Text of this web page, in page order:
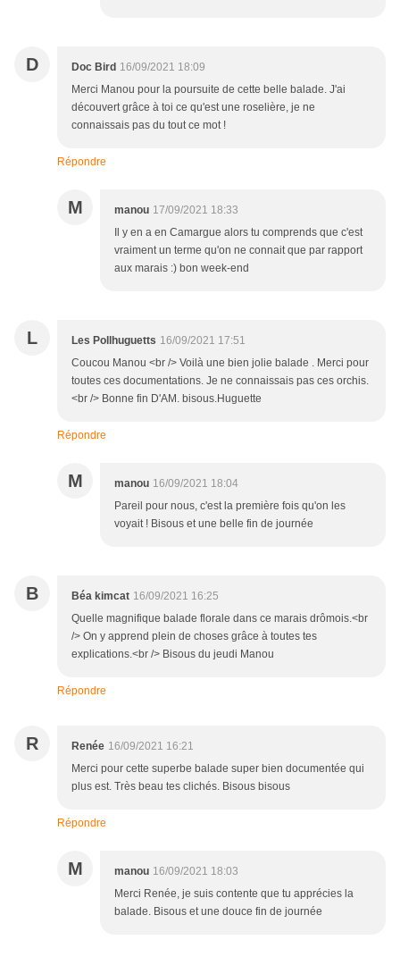
D Doc Bird 16/09/2021 18:09
Merci Manou pour la poursuite de cette belle balade. J'ai
découvert grâce à toi ce qu'est une roselière, je ne
connaissais pas du tout ce mot !
Répondre
M manou 17/09/2021 18:33
Il y en a en Camargue alors tu comprends que c'est
vraiment un terme qu'on ne connait que par rapport
aux marais :) bon week-end
L Les Pollhuguetts 16/09/2021 17:51
Coucou Manou <br /> Voilà une bien jolie balade . Merci pour
toutes ces documentations. Je ne connaissais pas ces orchis.
<br /> Bonne fin D'AM. bisous.Huguette
Répondre
M manou 16/09/2021 18:04
Pareil pour nous, c'est la première fois qu'on les
voyait ! Bisous et une belle fin de journée
B Béa kimcat 16/09/2021 16:25
Quelle magnifique balade florale dans ce marais drômois.<br
/> On y apprend plein de choses grâce à toutes tes
explications.<br /> Bisous du jeudi Manou
Répondre
R Renée 16/09/2021 16:21
Merci pour cette superbe balade super bien documentée qui
plus est. Très beau tes clichés. Bisous bisous
Répondre
M manou 16/09/2021 18:03
Merci Renée, je suis contente que tu apprécies la
balade. Bisous et une douce fin de journée